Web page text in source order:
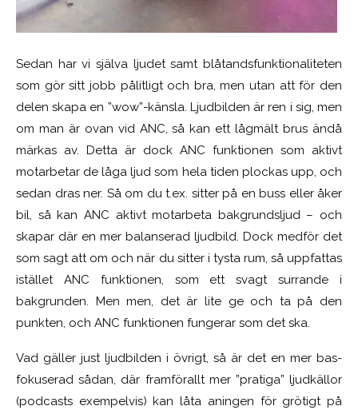
Sedan har vi själva ljudet samt blåtandsfunktionaliteten
som gör sitt jobb pålitligt och bra, men utan att för den
delen skapa en ”wow”-känsla. Ljudbilden är ren i sig, men
om man är ovan vid ANC, så kan ett lågmält brus ändå
märkas av. Detta är dock ANC funktionen som aktivt
motarbetar de låga ljud som hela tiden plockas upp, och
sedan dras ner. Så om du t.ex. sitter på en buss eller åker
bil, så kan ANC aktivt motarbeta bakgrundsljud – och
skapar där en mer balanserad ljudbild. Dock medför det
som sagt att om ochnär du sitter i tysta rum, så uppfattas
istället ANC funktionen, som ett svagt surrande i
bakgrunden. Men men, det är lite ge och ta på den
punkten, och ANC funktionen fungerar som det ska.
Vad gäller just ljudbilden i övrigt, så är det en mer bas-
fokuserad sådan, där framförallt mer ”pratiga” ljudkällor
(podcasts exempelvis) kan låta aningen för grötigt på